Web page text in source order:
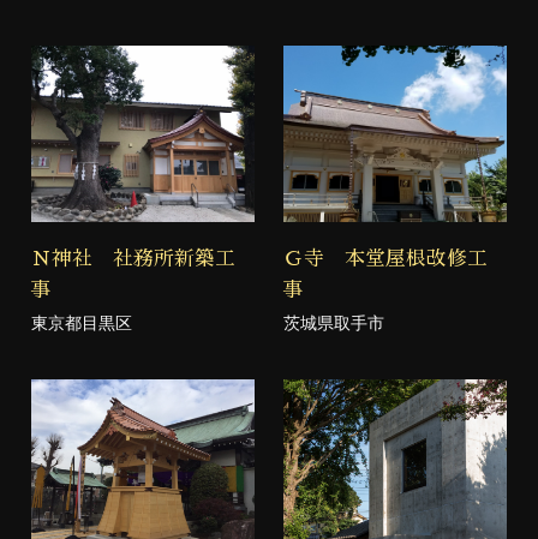
Ｎ神社 社務所新築工
事
東京都目黒区
Ｇ寺 本堂屋根改修工
事
茨城県取手市